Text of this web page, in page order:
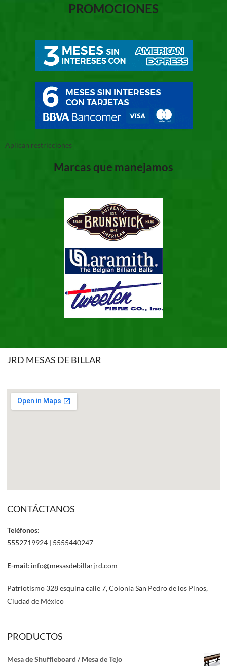
PROMOCIONES
Aplican restricciones
Marcas que manejamos
JRD MESAS DE BILLAR
CONTÁCTANOS
Teléfonos:
5552719924 | 5555440247
E-mail: info@mesasdebillarjrd.com
Patriotismo 328 esquina calle 7, Colonia San Pedro de los Pinos,
Ciudad de México
PRODUCTOS
Mesa de Shuffleboard / Mesa de Tejo